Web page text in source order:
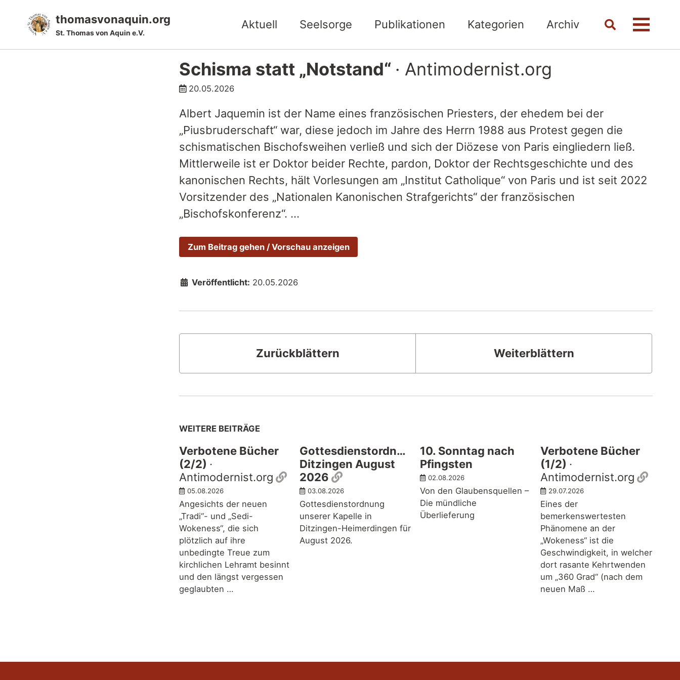
thomasvonaquin.org
St. Thomas von Aquin e.V.
Aktuell Seelsorge Publikationen Kategorien Archiv
ToggleMenü
Schisma statt „Notstand“ · Antimodernist.org
20.05.2026
Albert Jaquemin ist der Name eines französischen Priesters, der ehedem bei der
„Piusbruderschaft“ war, diese jedoch im Jahre des Herrn 1988 aus Protest gegen die
schismatischen Bischofsweihen verließ und sich der Diözese von Paris eingliedern ließ.
Mittlerweile ist er Doktor beider Rechte, pardon, Doktor der Rechtsgeschichte und des
kanonischen Rechts, hält Vorlesungen am „Institut Catholique“ von Paris und ist seit 2022
Vorsitzender des „Nationalen Kanonischen Strafgerichts“ der französischen
„Bischofskonferenz“. …
Zum Beitrag gehen / Vorschau anzeigen
Veröffentlicht: 20.05.2026
Zurückblättern Weiterblättern
WEITERE BEITRÄGE
Verbotene Bücher
(2/2) ·
Antimodernist.org
Permalink
05.08.2026
Angesichts der neuen
„Tradi“- und „Sedi-
Wokeness“, die sich
plötzlich auf ihre
unbedingte Treue zum
kirchlichen Lehramt besinnt
und den längst vergessen
geglaubten …
Gottesdienstordnung
Ditzingen August
2026
Permalink
03.08.2026
Gottesdienstordnung
unserer Kapelle in
Ditzingen-Heimerdingen für
August 2026.
10. Sonntag nach
Pfingsten
02.08.2026
Von den Glaubensquellen –
Die mündliche
Überlieferung
Verbotene Bücher
(1/2) ·
Antimodernist.org
29.07.2026
Eines der
bemerkenswertesten
Phänomene an der
„Wokeness“ ist die
Geschwindigkeit, in welcher
dort rasante Kehrtwenden
um „360 Grad“ (nach dem
neuen Maß …